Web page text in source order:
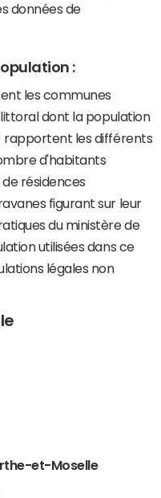
données de
:
les communes
dont la population
rapportent les différents
d'habitants
résidences
figurant sur leur
du ministère de
utilisées dans ce
légales non
et-Moselle